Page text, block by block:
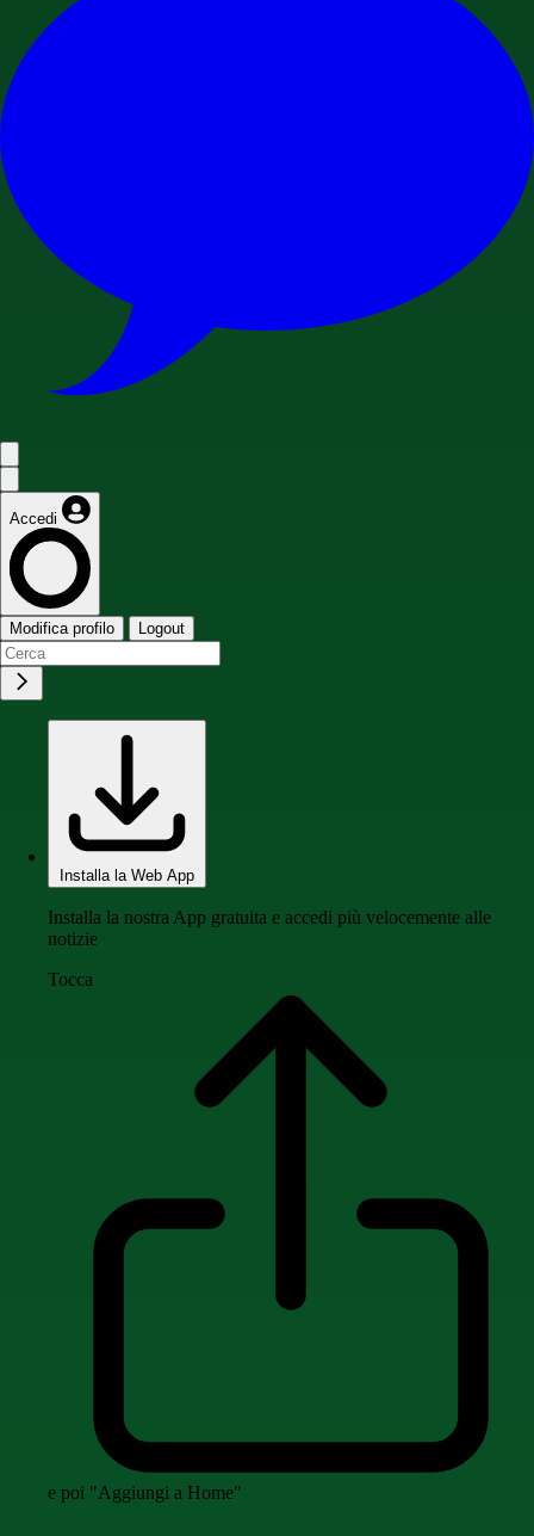
Accedi
Modifica profilo Logout
Installa la Web App
Installa la nostra App gratuita e accedi più velocemente alle
notizie
Tocca
e poi "Aggiungi a Home"